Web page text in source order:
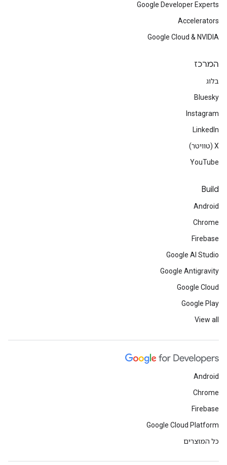
Google Developer Experts
Accelerators
Google Cloud & NVIDIA
המרכז
בלוג
Bluesky
Instagram
LinkedIn
‫X (טוויטר)
YouTube
Build
Android
Chrome
Firebase
Google AI Studio
Google Antigravity
Google Cloud
Google Play
View all
Android
Chrome
Firebase
Google Cloud Platform
כל המוצרים